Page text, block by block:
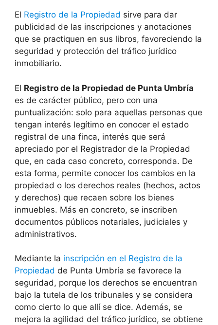
El Registro de la Propiedad sirve para dar
publicidad de las inscripciones y anotaciones
que se practiquen en sus libros, favoreciendo la
seguridad y protección del tráfico jurídico
inmobiliario.
El Registro de la Propiedad de Punta Umbría
es de carácter público, pero con una
puntualización: solo para aquellas personas que
tengan interés legítimo en conocer el estado
registral de una finca, interés que será
apreciado por el Registrador de la Propiedad
que, en cada caso concreto, corresponda. De
esta forma, permite conocer los cambios en la
propiedad o los derechos reales (hechos, actos
y derechos) que recaen sobre los bienes
inmuebles. Más en concreto, se inscriben
documentos públicos notariales, judiciales y
administrativos.
Mediante la inscripción en el Registro de la
Propiedad de Punta Umbría se favorece la
seguridad, porque los derechos se encuentran
bajo la tutela de los tribunales y se considera
como cierto lo que allí se dice. Además, se
mejora la agilidad del tráfico jurídico, se obtiene